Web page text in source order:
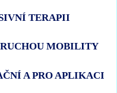
TERAPII
MOBILITY
A PRO APLIKACI